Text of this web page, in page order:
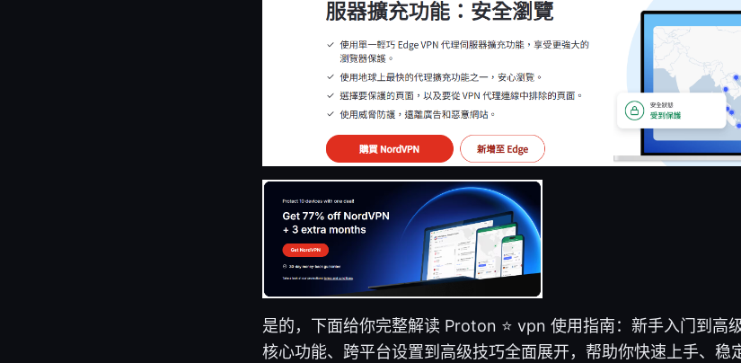
是的，下面给你完整解读 Proton ⭐ vpn 使用指南：新手入门到高
核心功能、跨平台设置到高级技巧全面展开，帮助你快速上手、稳